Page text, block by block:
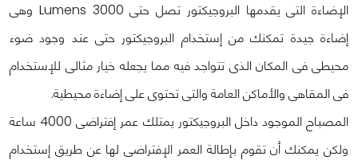
الإضاءة التى يقدمها البروجيكتور تصل حتى 3000 Lumens وهى
إضاءة جيدة تمكنك من إستخدام البروجيكتور حتى عند وجود ضوء
محيطى فى المكان الذى تتواجد فيه مما يجعله خيار مثالى للإستخدام
فى المقاهى والأماكن العامة والتى تحتوى على إضاءة محيطية.
المصباح الموجود داخل البروجيكتور يمتلك عمر إفتراضى 4000 ساعة
ولكن يمكنك أن تقوم بإطالة العمر الإفتراضى لها عن طريق إستخدام